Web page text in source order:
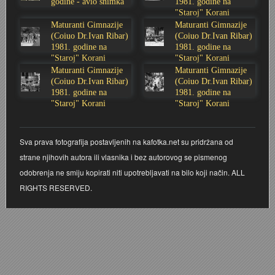
Stoljetna poplava 1939.
Tvornica potkivačkih čavala Mustad-Karlovac
Boksački klub Velebit
Bijelo dugme
Banija - poplava 4. 12. 1966.
Autobusna stanica na Korzu
Auto cross
AMD Zanatlija
Mala scena 1987. - Le Cinema
Mala scena Hrvatskog doma
Marina Perazić, Davor Tolja (Denis&Denis) i Edi
Maturanti Gimnazije 1988. godine
Motocross
NULA
Zavjet Petra Grgeca - 1998.
Škola plivanja Patkica
Mimohod 23. kolovoza 1995.
Ekonomska škola - ratne godine
Dubravko Halovanić - Ratne godine
Crkva Sv. Doroteje - 1991.
Frizerski salon Gerber (Kopf) - utemeljen 1924.
Gimnazijska i Ekonomska zbornica - Igor Mihelić
INKASATOR
Karlovački fotograf Josip Žunić
Obitelj Klemenčić
Krešimir Botković - RAZGLEDNICE
"Staroj" Korani
Maturanti Gimnazije
(Coiuo Dr.Ivan Ribar)
1981. godine na
"Staroj" Korani
Maturanti Gimnazije
(Coiuo Dr.Ivan Ribar)
1981. godine na
"Staroj" Korani
Maturanti Gimnazije
(Coiuo Dr.Ivan Ribar)
1981. godine na
"Staroj" Korani
Maturanti Gimnazije
(Coiuo Dr.Ivan Ribar)
1981. godine na
"Staroj" Korani
Sva prava fotografija postavljenih na kafotka.net su pridržana od
strane njihovih autora ili vlasnika i bez autorovog se pismenog
odobrenja ne smiju kopirati niti upotrebljavati na bilo koji način. ALL
RIGHTS RESERVED.